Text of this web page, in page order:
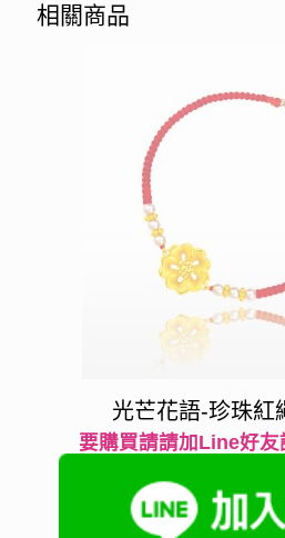
相關商品
光芒花語-珍珠紅
要購買請請加Line好